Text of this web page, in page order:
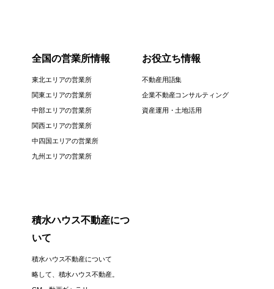
全国の営業所情報
東北エリアの営業所
関東エリアの営業所
中部エリアの営業所
関西エリアの営業所
中四国エリアの営業所
九州エリアの営業所
お役立ち情報
不動産用語集
企業不動産コンサルティング
資産運用・土地活用
積水ハウス不動産につ
いて
積水ハウス不動産について
略して、積水ハウス不動産。